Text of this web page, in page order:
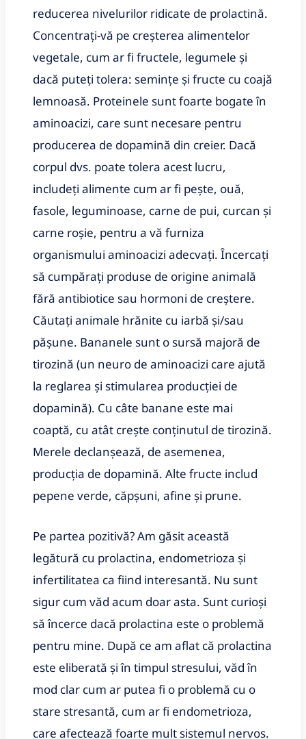
reducerea nivelurilor ridicate de prolactină.
Concentrați-vă pe creșterea alimentelor
vegetale, cum ar fi fructele, legumele și
dacă puteți tolera: semințe și fructe cu coajă
lemnoasă. Proteinele sunt foarte bogate în
aminoacizi, care sunt necesare pentru
producerea de dopamină din creier. Dacă
corpul dvs. poate tolera acest lucru,
includeți alimente cum ar fi pește, ouă,
fasole, leguminoase, carne de pui, curcan și
carne roșie, pentru a vă furniza
organismului aminoacizi adecvați. Încercați
să cumpărați produse de origine animală
fără antibiotice sau hormoni de creștere.
Căutați animale hrănite cu iarbă și/sau
pășune. Bananele sunt o sursă majoră de
tirozină (un neuro de aminoacizi care ajută
la reglarea și stimularea producției de
dopamină). Cu câte banane este mai
coaptă, cu atât crește conținutul de tirozină.
Merele declanșează, de asemenea,
producția de dopamină. Alte fructe includ
pepene verde, căpșuni, afine și prune.
Pe partea pozitivă? Am găsit această
legătură cu prolactina, endometrioza și
infertilitatea ca fiind interesantă. Nu sunt
sigur cum văd acum doar asta. Sunt curioși
să încerce dacă prolactina este o problemă
pentru mine. După ce am aflat că prolactina
este eliberată și în timpul stresului, văd în
mod clar cum ar putea fi o problemă cu o
stare stresantă, cum ar fi endometrioza,
care afectează foarte mult sistemul nervos.